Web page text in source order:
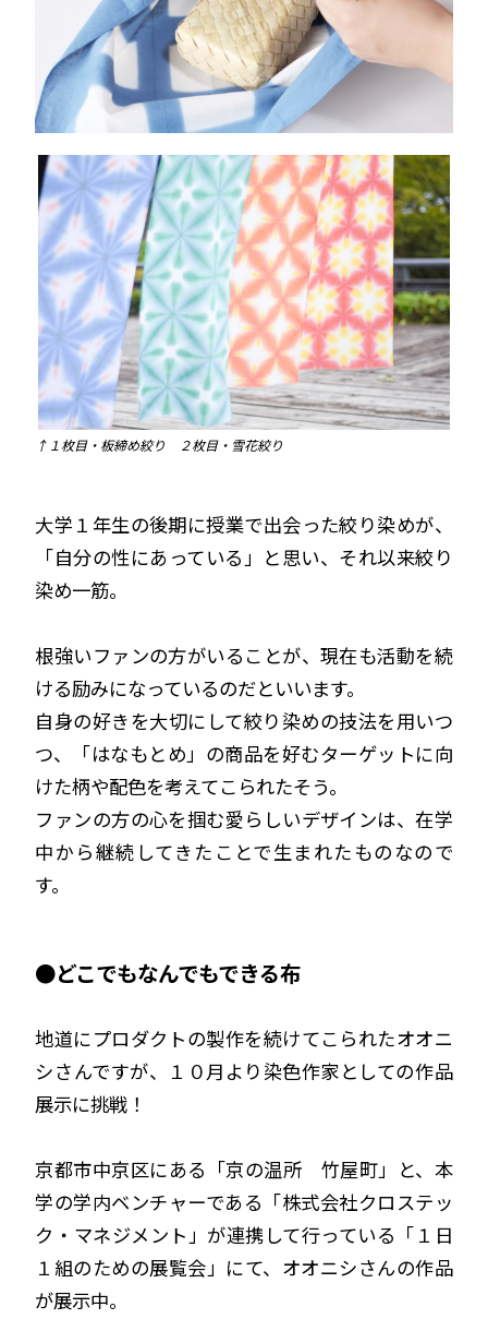
↑１枚目・板締め絞り ２枚目・雪花絞り
大学１年生の後期に授業で出会った絞り染めが、
「自分の性にあっている」と思い、それ以来絞り
染め一筋。
根強いファンの方がいることが、現在も活動を続
ける励みになっているのだといいます。
自身の好きを大切にして絞り染めの技法を用いつ
つ、「はなもとめ」の商品を好むターゲットに向
けた柄や配色を考えてこられたそう。
ファンの方の心を掴む愛らしいデザインは、在学
中から継続してきたことで生まれたものなので
す。
●どこでもなんでもできる布
地道にプロダクトの製作を続けてこられたオオニ
シさんですが、１０月より染色作家としての作品
展示に挑戦！
京都市中京区にある「京の温所 竹屋町」と、本
学の学内ベンチャーである「株式会社クロステッ
ク・マネジメント」が連携して行っている「１日
１組のための展覧会」にて、オオニシさんの作品
が展示中。